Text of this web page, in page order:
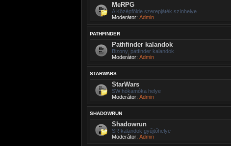
MeRPG
A Középfölde szerepjáték színhelye
Moderátor: Admin
PATHFINDER
Pathfinder kalandok
Bizony, patfinder kalandok
Moderátor: Admin
STARWARS
StarWars
SW hókamóka helye
Moderátor: Admin
SHADOWRUN
Shadowrun
SR kalandok gyűjtőhelye
Moderátor: Admin